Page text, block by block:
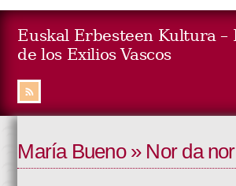
Euskal Erbesteen Kultura – La Cultura
de los Exilios Vascos
María Bueno » Nor da nor